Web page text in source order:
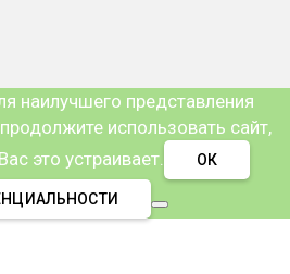
наилучшего представления
использовать сайт,
это устраивает.
ОК